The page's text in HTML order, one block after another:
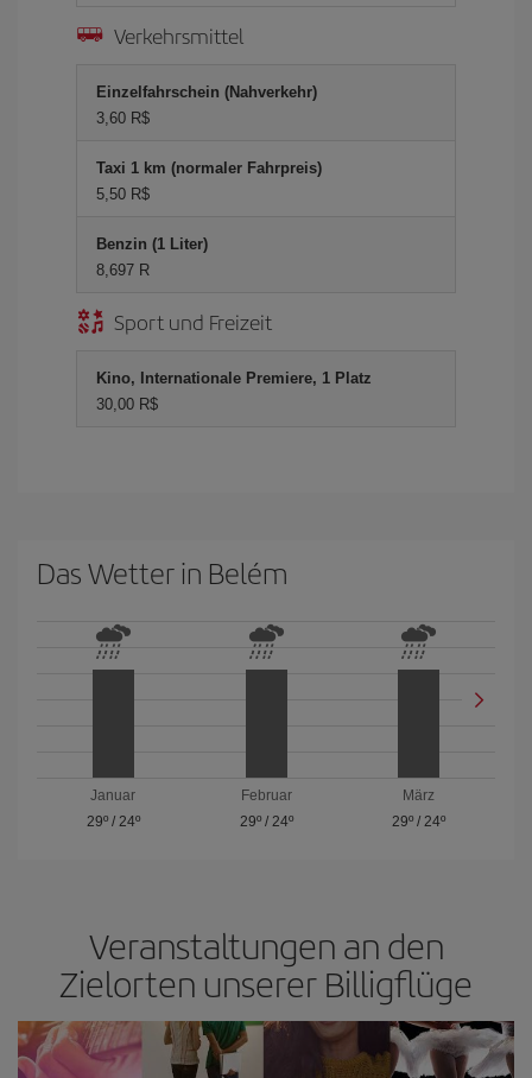
Verkehrsmittel
Einzelfahrschein (Nahverkehr)
3,60 R$
Taxi 1 km (normaler Fahrpreis)
5,50 R$
Benzin (1 Liter)
8,697 R
Sport und Freizeit
Kino, Internationale Premiere, 1 Platz
30,00 R$
Das Wetter in Belém
Januar
29º/ 24º
Februar
29º/ 24º
März
29º / 24º
Veranstaltungen an den
Zielorten unserer Billigflüge